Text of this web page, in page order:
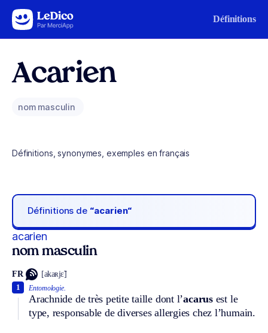
Aller au contenu Définitions
Acarien
nom masculin
Définitions, synonymes, exemples en français
Définitions de “acarien“
acarien
nom masculin
FR [akaʀjɛ̃]
Entomologie.
Arachnide de très petite taille dont l’acarusest le
type, responsable de diverses allergies chez l’humain.
1